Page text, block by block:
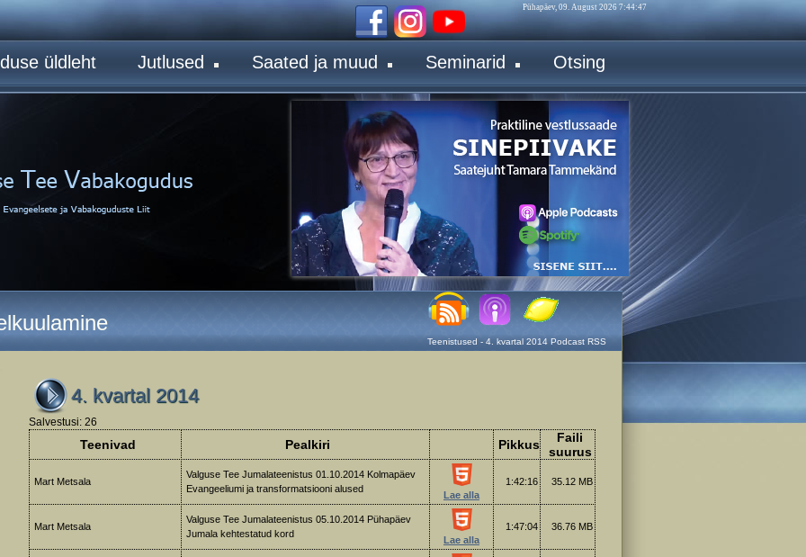
4. kvartal 2014
Salvestusi: 26
Teenivad Pealkiri Pikkus
Faili
suurus
Mart Metsala
Valguse Tee Jumalateenistus 01.10.2014 Kolmapäev
Evangeeliumi ja transformatsiooni alused
Lae alla
1:42:16 35.12 MB
Mart Metsala
Valguse Tee Jumalateenistus 05.10.2014 Pühapäev
Jumala kehtestatud kord
Lae alla
1:47:04 36.76 MB
Pühapäev, 09. August 2026 7:44:47
Teenistused - 4. kvartal 2014 Podcast RSS
üldleht Jutlused Saated ja muud Seminarid Otsing